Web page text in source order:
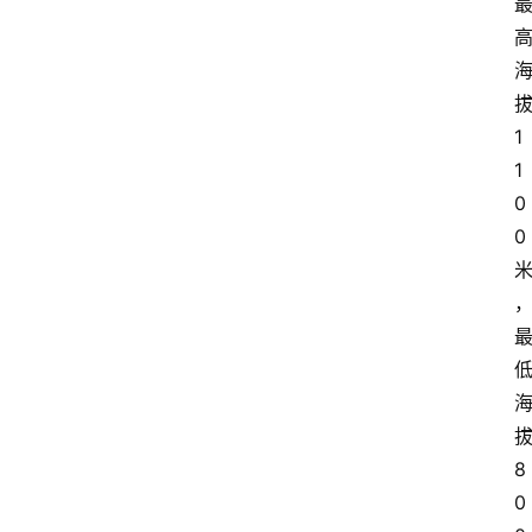
高
海
拔
1
1
0
0
米
，
最
低
海
拔
8
0